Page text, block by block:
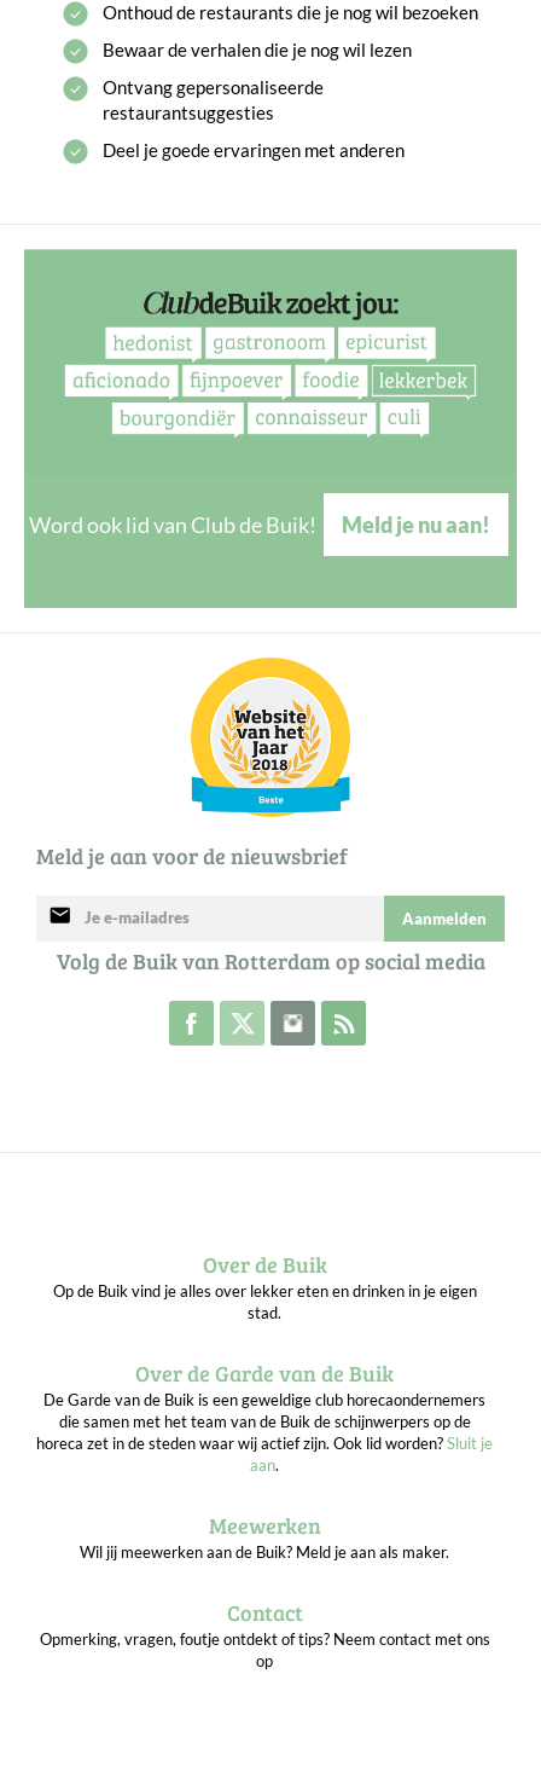
Onthoud de restaurants die je nog wil bezoeken
Bewaar de verhalen die je nog wil lezen
Ontvang gepersonaliseerde
restaurantsuggesties
Deel je goede ervaringen met anderen
Word ook lid van Club de Buik! Meld je nu aan!
Meld je aan voor de nieuwsbrief
mail Aanmelden
Volg de Buik van Rotterdam op social media
Volg de Buik op Facebook
Volg de Buik op Twitter
Volg de Buik op Instagram
Over de Buik
Op de Buik vind je alles over lekker eten en drinken in je eigen
stad.
Over de Garde van de Buik
De Garde van de Buik is een geweldige club horecaondernemers
die samen met het team van de Buik de schijnwerpers op de
horeca zet in de steden waar wij actief zijn. Ook lid worden?Sluit je
aan.
Meewerken
Wil jij meewerken aan de Buik? Meld je aan als maker.
Contact
Opmerking, vragen, foutje ontdekt of tips? Neem contact met ons
op